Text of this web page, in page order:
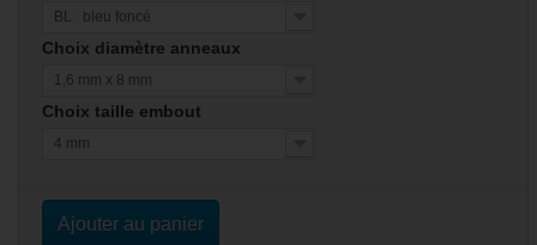
BL : bleu foncé
Choix diamètre anneaux
1,6 mm x 8 mm
Choix taille embout
4 mm
Ajouter au panier